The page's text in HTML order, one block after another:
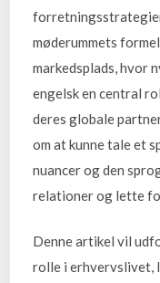
møderummets
markedsplads, hvor
engelsk en central
deres globale
om at kunne tale et
nuancer og den
relationer og lette
Denne artikel vil
rolle i erhvervslivet,